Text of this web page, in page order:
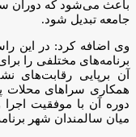
باعث می‌شود که دوران
جامعه تبدیل شود.
وی اضافه کرد: در این
برنامه‌های مختلفی را
همکاری سراهای محلات
دوره آن با موفقیت اجرا
میان سالمندان شهر